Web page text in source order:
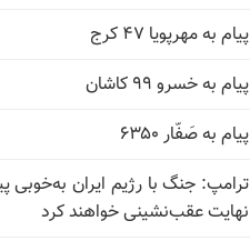
پیام به مهرپویا ۴۷ کرج
پیام به خسرو ۹۹ کاشان
پیام به صَفّار ۶۳۵۰
ترامپ: جنگ با رژیم ایران
نهایت عقب‌نشینی خواهند کرد